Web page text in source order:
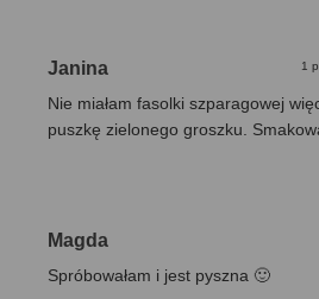
Janina 1
Nie miałam fasolki szparagowej
puszkę zielonego groszku.
Magda
Spróbowałam i jest pyszna 🙂